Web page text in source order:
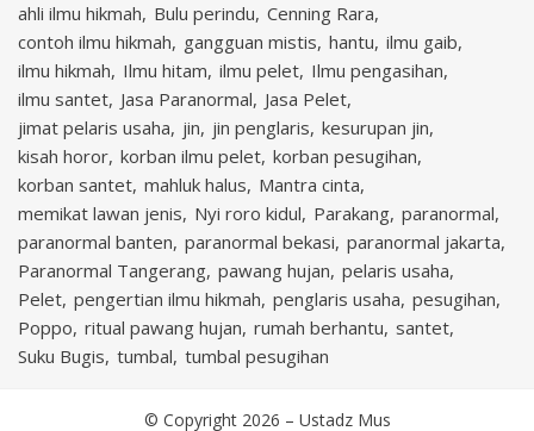
ahli ilmu hikmah Bulu perindu Cenning Rara
contoh ilmu hikmah gangguan mistis hantu ilmu gaib
ilmu hikmah Ilmu hitam ilmu pelet Ilmu pengasihan
ilmu santet Jasa Paranormal Jasa Pelet
jimat pelaris usaha jin jin penglaris kesurupan jin
kisah horor korban ilmu pelet korban pesugihan
korban santet mahluk halus Mantra cinta
memikat lawan jenis Nyi roro kidul Parakang paranormal
paranormal banten paranormal bekasi paranormal jakarta
Paranormal Tangerang pawang hujan pelaris usaha
Pelet pengertian ilmu hikmah penglaris usaha pesugihan
Poppo ritual pawang hujan rumah berhantu santet
Suku Bugis tumbal tumbal pesugihan
© Copyright 2026 – Ustadz Mus